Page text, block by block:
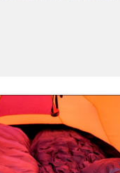
Quilt 150
la première fois que
légère chez
fabrique ses produits